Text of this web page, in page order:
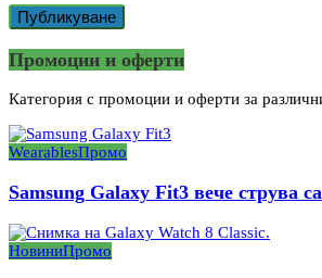
Промоции и оферти
Категория с промоции и оферти за
WearablesПромо
Samsung Galaxy Fit3 вече струва
НовиниПромо